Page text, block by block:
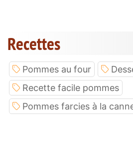
Recettes
Pommes au four
Recette facile pommes
Pommes farcies à la